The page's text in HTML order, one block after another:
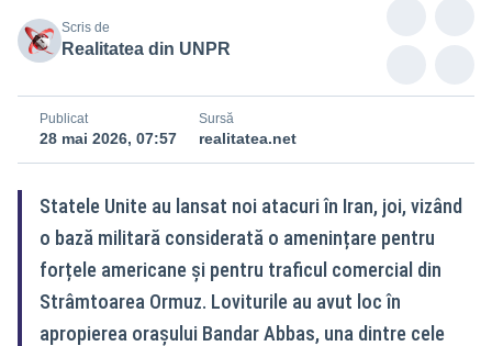
Scris de
Realitatea din UNPR
Publicat
28 mai 2026, 07:57
Sursă
realitatea.net
Statele Unite au lansat noi atacuri în Iran, joi, vizând
o bază militară considerată o amenințare pentru
forțele americane și pentru traficul comercial din
Strâmtoarea Ormuz. Loviturile au avut loc în
apropierea orașului Bandar Abbas, una dintre cele